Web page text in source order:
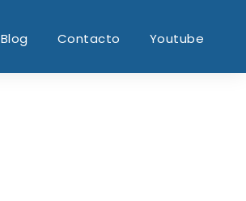
Blog Contacto Youtube